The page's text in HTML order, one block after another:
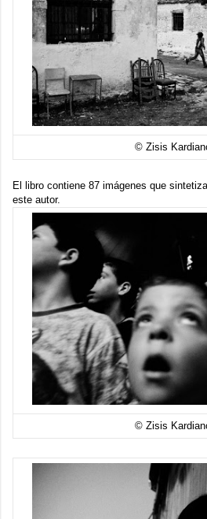
© Zisis
El libro contiene 87 imágenes que
este autor.
© Zisis